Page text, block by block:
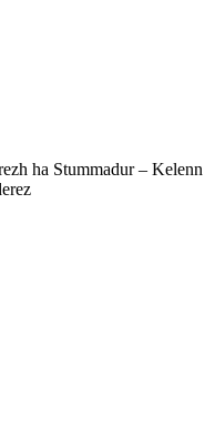
ha Stummadur – Kelenn